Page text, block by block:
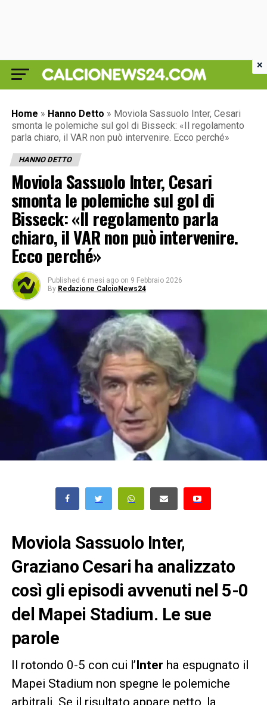
Home » Hanno Detto » Moviola Sassuolo Inter, Cesari
smonta le polemiche sul gol di Bisseck: «Il regolamento
parla chiaro, il VAR non può intervenire. Ecco perché»
HANNO DETTO
Moviola Sassuolo Inter, Cesari
smonta le polemiche sul gol di
Bisseck: «Il regolamento parla
chiaro, il VAR non può intervenire.
Ecco perché»
Published 6 mesi ago on 9 Febbraio 2026
By Redazione CalcioNews24
Moviola Sassuolo Inter,
Graziano Cesari ha analizzato
così gli episodi avvenuti nel 5-0
del Mapei Stadium. Le sue
parole
Il rotondo 0-5 con cui l’Inter ha espugnato il
Mapei Stadium non spegne le polemiche
×